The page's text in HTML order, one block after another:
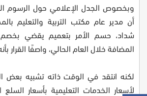
وبخصوص الجدل الإعلامي حول الرسوم
أن مدير عام مكتب التربية والتعليم
المضافة خلال العام الحالي، واصفًا القرار
لكنه انتقد في الوقت ذاته تشبيه بعض
لأسعار الخدمات التعليمية بأسعار السلع